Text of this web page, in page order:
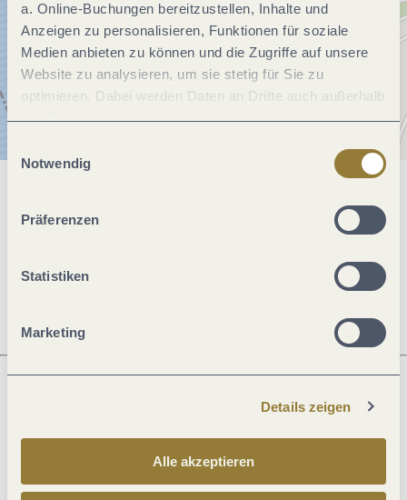
a. Online-Buchungen bereitzustellen, Inhalte und
Anzeigen zu personalisieren, Funktionen für soziale
Medien anbieten zu können und die Zugriffe auf unsere
Website zu analysieren, um sie stetig für Sie zu
optimieren. Dabei werden Daten an Dritte auch außerhalb
der Europäischen Union weitergegeben und dort
jederzeit widerrufen werden. Mit der Auswahl "Alle
ablehnen" kann es zu Beeinträchtigungen in der Nutzung
Notwendig
Präferenzen
Statistiken
Marketing
Details zeigen
Alle akzeptieren
Allgemeine Informationen
Öffnungszeiten